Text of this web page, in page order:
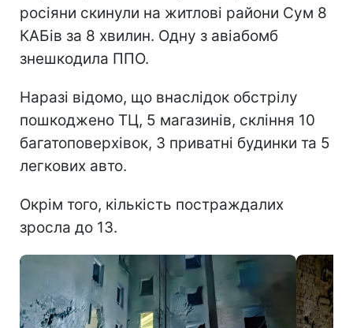
росіяни скинули на житлові райони Сум 8
КАБів за 8 хвилин. Одну з авіабомб
знешкодила ППО.
Наразі відомо, що внаслідок обстрілу
пошкоджено ТЦ, 5 магазинів, скління 10
багатоповерхівок, 3 приватні будинки та 5
легкових авто.
Окрім того, кількість постраждалих
зросла до 13.